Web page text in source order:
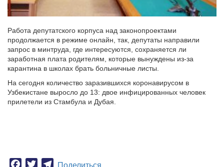
Работа депутатского корпуса над законопроектами
продолжается в режиме онлайн, так, депутаты направили
запрос в минтруда, где интересуются, сохраняется ли
заработная плата родителям, которые вынуждены из-за
карантина в школах брать больничные листы.
На сегодня количество заразившихся коронавирусом в
Узбекистане выросло до 13: двое инфицированных человек
прилетели из Стамбула и Дубая.
Facebook
TwitterTelegram